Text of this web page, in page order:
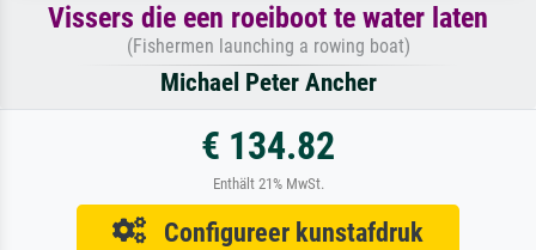
Vissers die een roeiboot te water laten
(Fishermen launching a rowing boat)
Michael Peter Ancher
€ 134.82
Enthält 21% MwSt.
Configureer kunstafdruk